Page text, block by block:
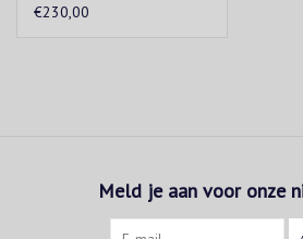
€230,00
Meld je aan voor onze